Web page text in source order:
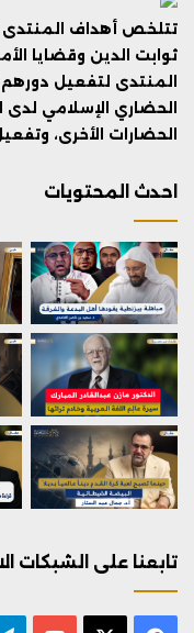
تتلخص أهداف
ثوابت الدين وقضايا
المنتدى لتفعيل
الحضاري الإسلامي
الحضارات الأخرى،
احدث المحتويات
تابعنا على الشبكات